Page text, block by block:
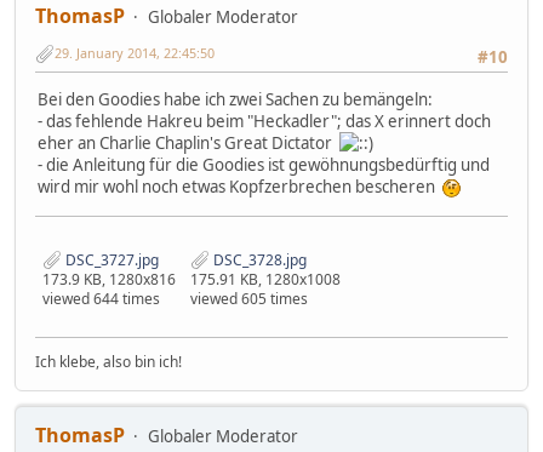
ThomasP
Globaler Moderator
#10
29. January 2014, 22:45:50
Bei den Goodies habe ich zwei Sachen zu bemängeln:
- das fehlende Hakreu beim "Heckadler"; das X erinnert doch
eher an Charlie Chaplin's Great Dictator
- die Anleitung für die Goodies ist gewöhnungsbedürftig und
wird mir wohl noch etwas Kopfzerbrechen bescheren
DSC_3727.jpg
173.9 KB, 1280x816
viewed 644 times
DSC_3728.jpg
175.91 KB, 1280x1008
viewed 605 times
Ich klebe, also bin ich!
ThomasP
Globaler Moderator